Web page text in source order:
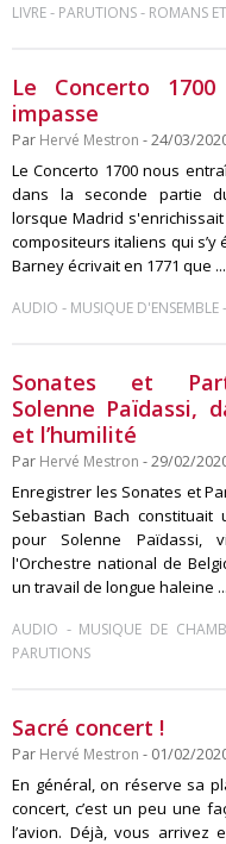
LIVRE- PARUTIONS- ROMANS
Le Concerto
impasse
Par Hervé Mestron - 24/03/
Le Concerto 1700 nous
dans la seconde partie
lorsque Madrid
compositeurs italiens qui s’y
Barney écrivait en 1771 que ...
AUDIO - MUSIQUE D'ENSEMBLE-
Sonates et
Solenne Païdassi,
et l’humilité
Par Hervé Mestron - 29/02/
Enregistrer les Sonates et
Sebastian Bach constituait
pour Solenne Païdassi,
l'Orchestre national de
un travail de longue haleine ...
AUDIO - MUSIQUE DE
PARUTIONS
Sacré concert !
Par Hervé Mestron - 01/02/
En général, on réserve sa
concert, c’est un peu une
l’avion. Déjà, vous arrivez